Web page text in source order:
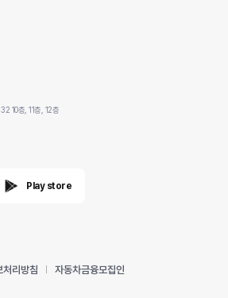
10층, 11층, 12층
Play store
처리방침 자동차금융모집인